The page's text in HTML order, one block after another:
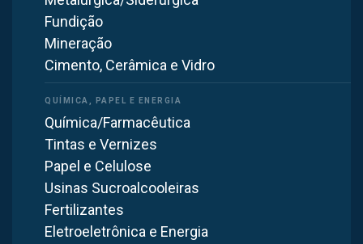
Fundição
Mineração
Cimento, Cerâmica e Vidro
Química/Farmacêutica
Tintas e Vernizes
Papel e Celulose
Usinas Sucroalcooleiras
Fertilizantes
Eletroeletrônica e Energia
Tradição e confiança— projetos executados em
indústrias de todo o Brasil desde 1985
Solicite umorçamento sem compromisso